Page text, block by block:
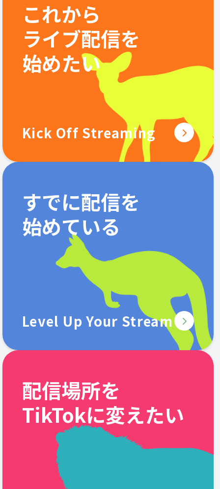
これから
ライブ配信を
始めたい
Kick Off Streaming
すでに配信を
始めている
Level Up Your Stream
配信場所を
TikTokに変えたい